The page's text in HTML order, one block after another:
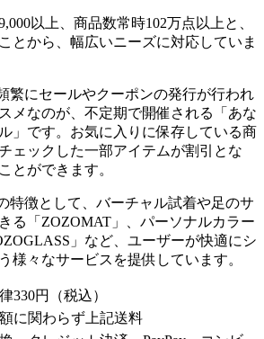
以上、商品数常時102万点以上と、
とから、幅広いニーズに対応していま
繁にセールやクーポンの発行が行われ
メなのが、不定期で開催される「あな
」です。お気に入りに保存している商
ェックした一部アイテムが割引とな
とができます。
特徴として、バーチャル試着や足のサ
る「ZOZOMAT」、パーソナルカラー
」など、ユーザーが快適にシ
様々なサービスを提供しています。
330円（税込）
に関わらず上記送料